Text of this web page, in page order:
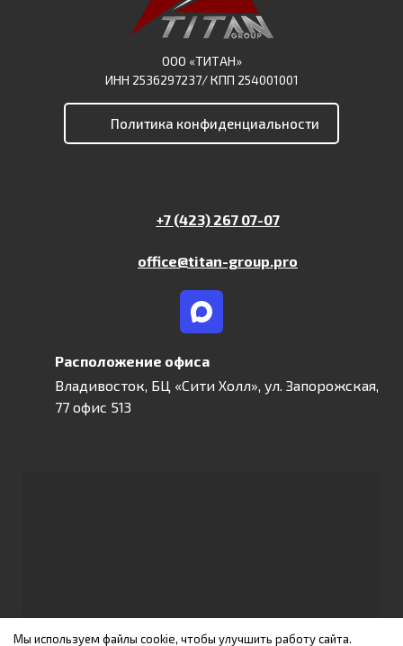
ООО «ТИТАН»
ИНН 2536297237/ КПП 254001001
Политика конфиденциальности
+7 (423) 267 07-07
office@titan-group.pro
Расположение офиса
Владивосток, БЦ «Сити Холл», ул. Запорожская,
77 офис 513
Мы используем файлы cookie, чтобы улучшить работу сайта.